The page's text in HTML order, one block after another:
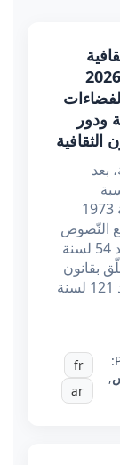
ووزيرة المالية مؤرخ في 14 جويلية 2026
ودور
الثقافية
بعد
العموميّة الصّادرة بالقـانون عدد 81 لسنة 1973
وعلى جميع النّصوص
التي نقّحتها أو تمّمتها وخاصّة القـانون عدد 54 لسنة
ديسمبر 2013 المتعلّق بقانون
الماليّة لسنة 2014، وعلى المـرسوم عدد 121 لسنة
,
fr
ar